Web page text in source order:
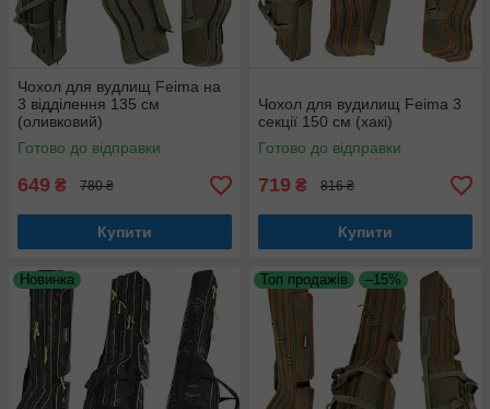
Чохол для вудлищ Feima на
3 відділення 135 см
(оливковий)
Готово до відправки
649 ₴ 780 ₴
Купити
Чохол для вудилищ Feima 3
секції 150 см (хакі)
Готово до відправки
719 ₴ 816 ₴
Купити
Новинка Топ продажів –15%